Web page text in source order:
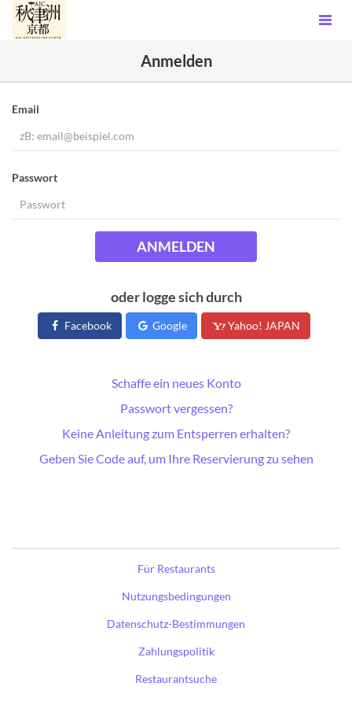
Anmelden
Email
Passwort
ANMELDEN
oder logge sich durch
Facebook Google Yahoo! JAPAN
Schaffe ein neues Konto
Passwort vergessen?
Keine Anleitung zum Entsperren erhalten?
Geben Sie Code auf, um Ihre Reservierung zu sehen
Für Restaurants
Nutzungsbedingungen
Datenschutz-Bestimmungen
Zahlungspolitik
Restaurantsuche